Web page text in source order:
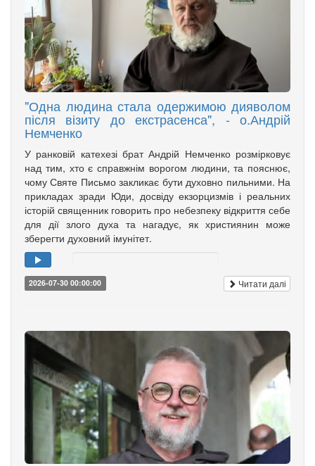
"Одна людина стала одержимою дияволом
після візиту до екстрасенса", - о.Андрій
Немченко
У ранковій катехезі брат Андрій Немченко розмірковує
над тим, хто є справжнім ворогом людини, та пояснює,
чому Святе Письмо закликає бути духовно пильними. На
прикладах зради Юди, досвіду екзорцизмів і реальних
історій священник говорить про небезпеку відкриття себе
для дії злого духа та нагадує, як християнин може
зберегти духовний імунітет.
2026-07-30 00:00:00 Читати далі